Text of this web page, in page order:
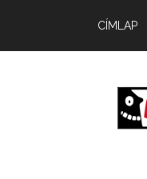
CÍMLAP